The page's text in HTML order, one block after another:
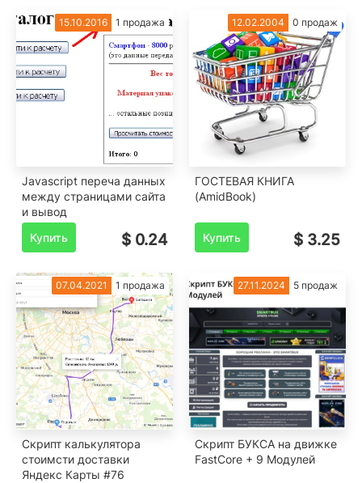
15.10.2016 1 продажа
Javascript переча данных
между страницами сайта
и вывод
Купить
$ 0.24
12.02.2004 0 продаж
ГОСТЕВАЯ КНИГА
(AmidBook)
Купить $ 3.25
07.04.2021 1 продажа
Скрипт калькулятора
стоимсти доставки
Яндекс Карты #76
27.11.2024 5 продаж
Скрипт БУКСА на движке
FastCore + 9 Модулей